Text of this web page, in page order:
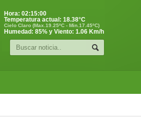
Hora: 02:15:01
Temperatura actual: 18.38°C
Cielo Claro (Max.19.25ºC - Min.17.45ºC)
Humedad: 85% y Viento: 1.06 Km/h